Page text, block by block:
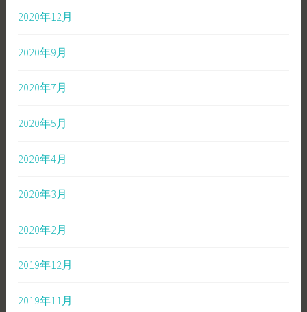
2020年12月
2020年9月
2020年7月
2020年5月
2020年4月
2020年3月
2020年2月
2019年12月
2019年11月